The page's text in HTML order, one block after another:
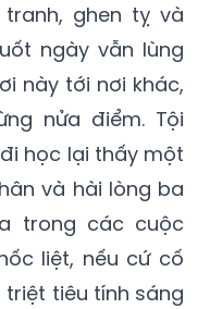
tranh, ghen tỵ và
ngày vẫn lùng
này tới nơi khác,
nửa điểm. Tội
học lại thấy một
và hài lòng ba
trong các cuộc
liệt, nếu cứ cố
tiêu tính sáng